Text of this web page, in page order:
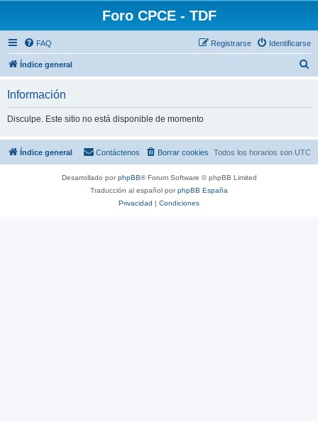
Foro CPCE - TDF
FAQ Identificarse
Registrarse
Índice general
Información
Disculpe. Este sitio no está disponible de momento
Índice general Todos los horarios son UTC
Borrar cookies
Contáctenos
Desarrollado porphpBB® Forum Software © phpBB Limited
Traducción al español porphpBB España
Privacidad | Condiciones